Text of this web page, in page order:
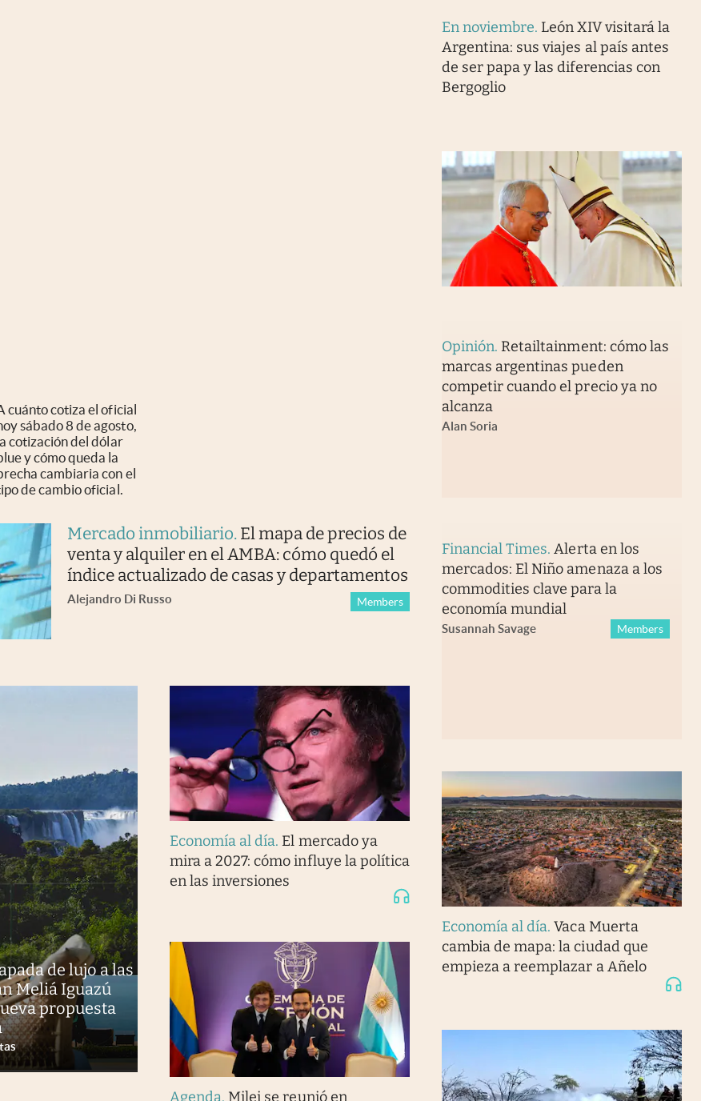
cuánto cotiza el oficial
sábado 8 de agosto,
la cotización del dólar
y cómo queda la
cambiaria con el
de cambio oficial.
En noviembre. León XIV visitará la
Argentina: sus viajes al país antes
de ser papa y las diferencias con
Bergoglio
Opinión. Retailtainment: cómo las
marcas argentinas pueden
competir cuando el precio ya no
alcanza
Alan Soria
Mercado inmobiliario.El mapa de precios de
venta y alquiler en el AMBA: cómo quedó el
índice actualizado de casas y departamentos
Alejandro Di Russo Members
Financial Times.Alerta en los
mercados: El Niño amenaza a los
commodities clave para la
economía mundial
Susannah Savage Members
de lujo a las
Meliá Iguazú
propuesta
Economía al día. El mercado ya
mira a 2027: cómo influye la política
en las inversiones
Economía al día.Vaca Muerta
cambia de mapa: la ciudad que
empieza a reemplazar a Añelo
Agenda. Milei se reunió en